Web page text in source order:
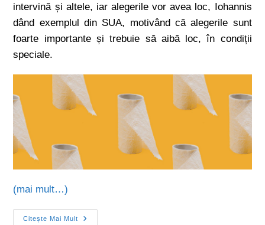
intervină și altele, iar alegerile vor avea loc, Iohannis
dând exemplul din SUA, motivând că alegerile sunt
foarte importante și trebuie să aibă loc, în condiții
speciale.
(mai mult…)
Citește Mai Mult